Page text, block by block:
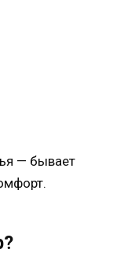
— бывает